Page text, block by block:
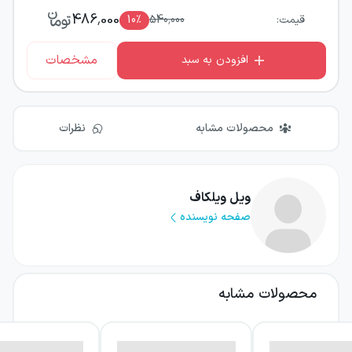
قیمت: 540,000
10٪ 486,000
افزودن به سبد مشخصات
محصولات مشابه نظرات
ویل ویلکاف
صفحه نویسنده
محصولات مشابه